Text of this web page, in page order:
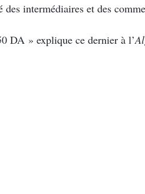
intermédiaires et des
DA » explique ce dernier à l’